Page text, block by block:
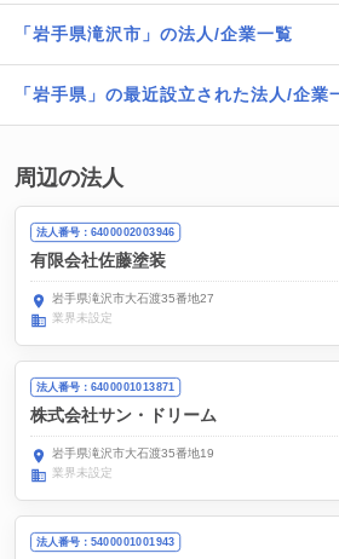
「岩手県滝沢市」の法人/企業一覧
「岩手県」の最近設立された法人/企業
周辺の法人
法人番号：6400002003946
有限会社佐藤塗装
岩手県滝沢市大石渡35番地27
業界未設定
法人番号：6400001013871
株式会社サン・ドリーム
岩手県滝沢市大石渡35番地19
業界未設定
法人番号：5400001001943